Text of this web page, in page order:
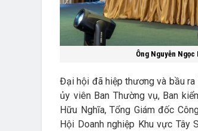
Ông Nguyễn
Đại hội đã hiệp thương và bầu
ủy viên Ban Thường vụ, Ban
Hữu Nghĩa, Tổng Giám đốc
Hội Doanh nghiệp Khu vực Tây